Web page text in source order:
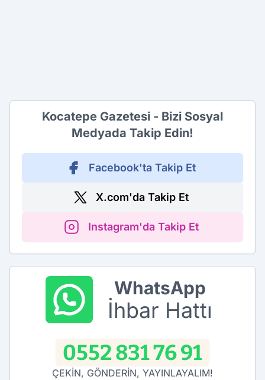
Kocatepe Gazetesi - Bizi Sosyal
Medyada Takip Edin!
Facebook'ta Takip Et
X.com'da Takip Et
Instagram'da Takip Et
WhatsApp
İhbar Hattı
0552 831 76 91
ÇEKİN, GÖNDERİN, YAYINLAYALIM!